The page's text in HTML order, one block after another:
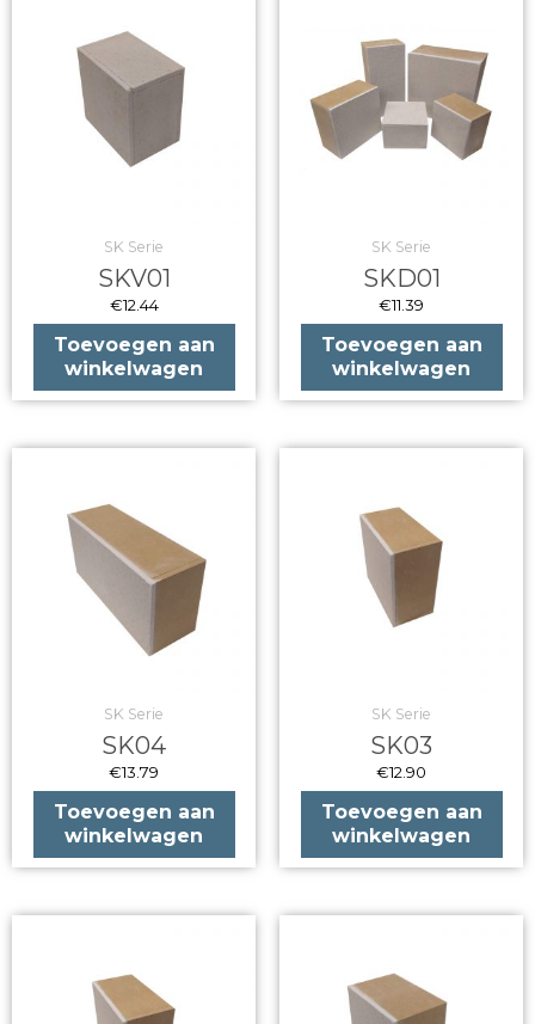
SK Serie
SKV01
€12.44
Toevoegen aan
winkelwagen
SK Serie
SKD01
€11.39
Toevoegen aan
winkelwagen
SK Serie
SK04
€13.79
Toevoegen aan
winkelwagen
SK Serie
SK03
€12.90
Toevoegen aan
winkelwagen